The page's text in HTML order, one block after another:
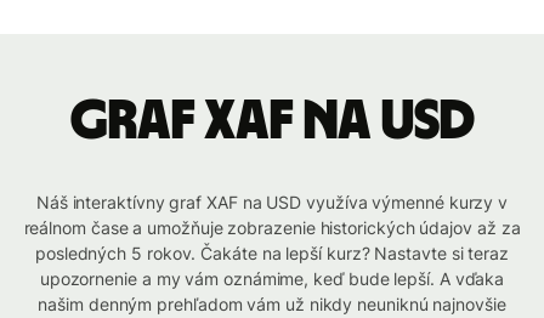
graf XAF na USD
Náš interaktívny graf XAF na USD využíva výmenné kurzy v
reálnom čase a umožňuje zobrazenie historických údajov až za
posledných 5 rokov. Čakáte na lepší kurz? Nastavte si teraz
upozornenie a my vám oznámime, keď bude lepší. A vďaka
našim denným prehľadom vám už nikdy neuniknú najnovšie